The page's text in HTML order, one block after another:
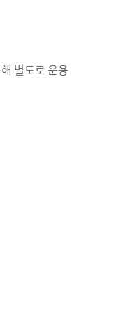
별도로 운용